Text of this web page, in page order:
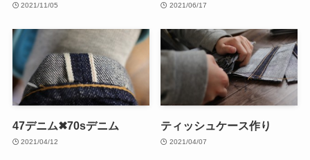
2021/11/05 2021/06/17
47デニム✖70sデニム
2021/04/12
ティッシュケース作り
2021/04/07